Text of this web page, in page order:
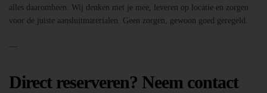
alles daaromheen. Wij denken met je mee, leveren op locatie en zorgen
voor de juiste aansluitmaterialen. Geen zorgen, gewoon goed geregeld.
—
Direct reserveren? Neem contact